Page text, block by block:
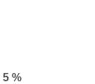
5 %